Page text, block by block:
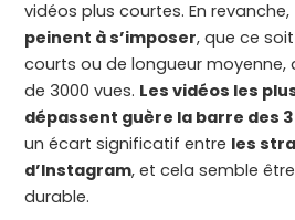
vidéos plus courtes. En revanche,
peinent à s’imposer, que ce
courts ou de longueur moyenne,
de 3000 vues. Les vidéos les
dépassent guère la barre des
un écart significatif entre les
d’Instagram, et cela semble
durable.